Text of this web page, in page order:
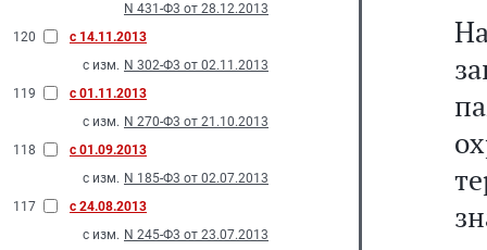
N 431-Ф3 от 28.12.2013
120
с 14.11.2013
с изм. N 302-Ф3 от 02.11.2013
119
с 01.11.2013
с изм. N 270-Ф3 от 21.10.2013
118
с 01.09.2013
с изм. N 185-Ф3 от 02.07.2013
117
с 24.08.2013
с изм. N 245-Ф3 от 23.07.2013